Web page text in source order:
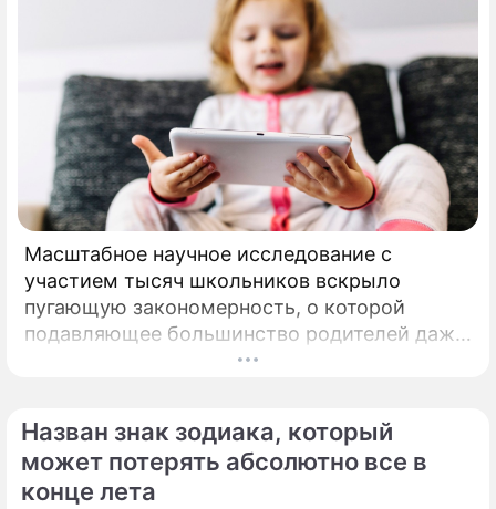
Масштабное научное исследование с
участием тысяч школьников вскрыло
пугающую закономерность, о которой
подавляющее большинство родителей даже
не догадывалось. Привычка дарить ребенку
подростковом возрасте обворачивается
скрытым провалом в учебе.
Назван знак зодиака, который
может потерять абсолютно все в
конце лета